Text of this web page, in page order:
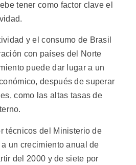
tener como factor clave el
y el consumo de Brasil
con países del Norte
puede dar lugar a un
después de superar
como las altas tasas de
técnicos del Ministerio de
un crecimiento anual de
del 2000 y de siete por